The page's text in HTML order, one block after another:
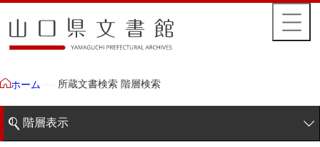
ホーム 所蔵文書検索 階層検索
階層表示